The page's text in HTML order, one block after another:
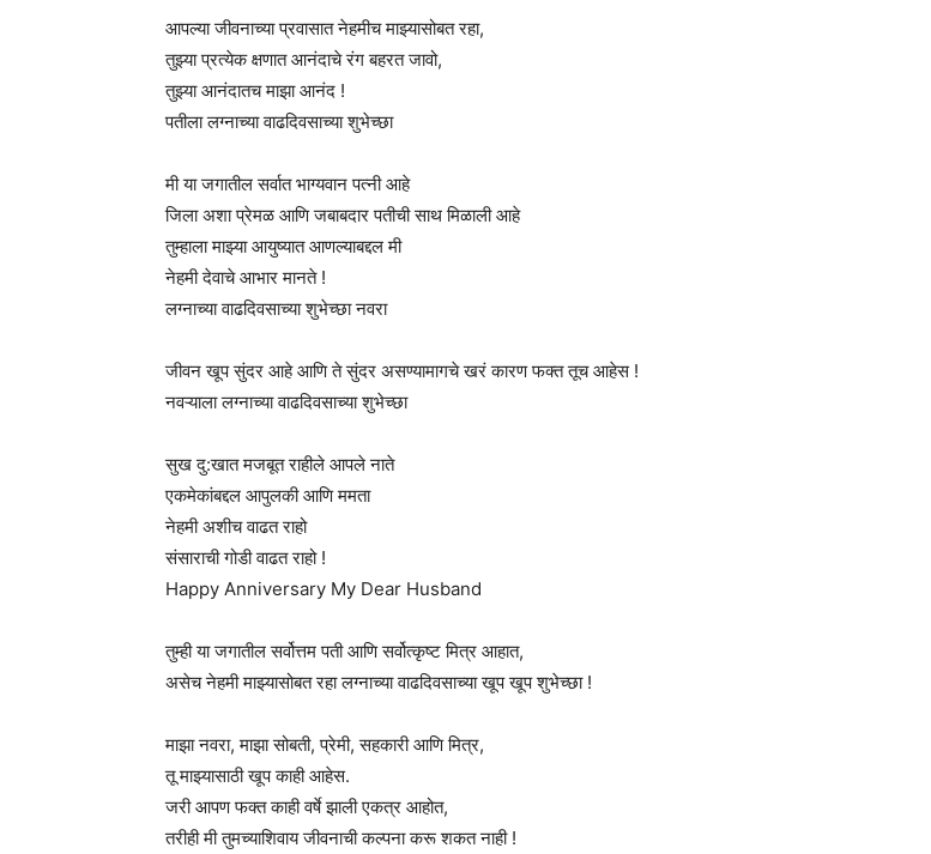
आपल्या जीवनाच्या प्रवासात नेहमीच माझ्यासोबत रहा,
तुझ्या प्रत्येक क्षणात आनंदाचे रंग बहरत जावो,
तुझ्या आनंदातच माझा आनंद !
पतीला लग्नाच्या वाढदिवसाच्या शुभेच्छा
मी या जगातील सर्वात भाग्यवान पत्नी आहे
जिला अशा प्रेमळ आणि जबाबदार पतीची साथ मिळाली आहे
तुम्हाला माझ्या आयुष्यात आणल्याबद्दल मी
नेहमी देवाचे आभार मानते !
लग्नाच्या वाढदिवसाच्या शुभेच्छा नवरा
जीवन खूप सुंदर आहे आणि ते सुंदर असण्यामागचे खरं कारण फक्त तूच आहेस !
नवऱ्याला लग्नाच्या वाढदिवसाच्या शुभेच्छा
सुख दु:खात मजबूत राहीले आपले नाते
एकमेकांबद्दल आपुलकी आणि ममता
नेहमी अशीच वाढत राहो
संसाराची गोडी वाढत राहो !
Happy Anniversary My Dear Husband
तुम्ही या जगातील सर्वोत्तम पती आणि सर्वोत्कृष्ट मित्र आहात,
असेच नेहमी माझ्यासोबत रहा लग्नाच्या वाढदिवसाच्या खूप खूप शुभेच्छा !
माझा नवरा, माझा सोबती, प्रेमी, सहकारी आणि मित्र,
तू माझ्यासाठी खूप काही आहेस.
जरी आपण फक्त काही वर्षे झाली एकत्र आहोत,
तरीही मी तुमच्याशिवाय जीवनाची कल्पना करू शकत नाही !